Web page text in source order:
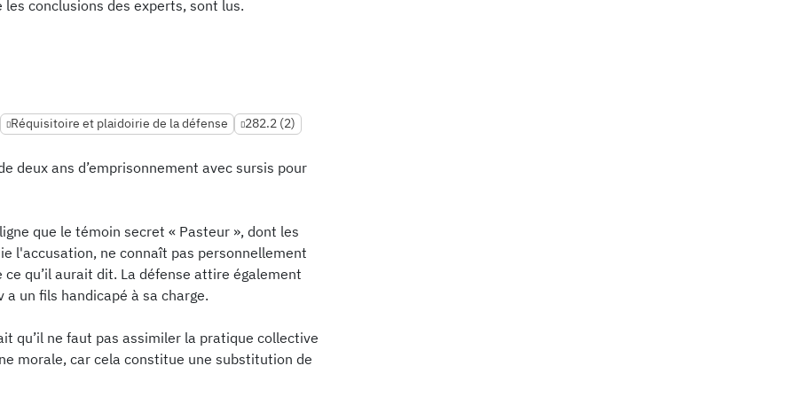
conclusions des experts, sont lus.
Réquisitoire et plaidoirie de la défense 282.2 (2)
deux ans d’emprisonnement avec sursis pour
que le témoin secret « Pasteur », dont les
l'accusation, ne connaît pas personnellement
ce qu’il aurait dit. La défense attire également
un fils handicapé à sa charge.
qu’il ne faut pas assimiler la pratique collective
morale, car cela constitue une substitution de